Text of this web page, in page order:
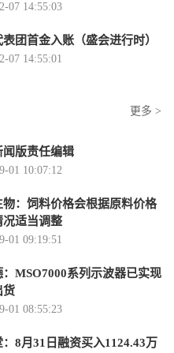
07 14:55:03
表团首金入账（盛会进行时）
07 14:55:01
更多 >
闻版责任编辑
01 10:07:12
物：饲料价格会根据原料价格
况适当调整
01 09:19:51
：MSO7000系列示波器已实现
货
01 08:55:23
8月31日融资买入1124.43万